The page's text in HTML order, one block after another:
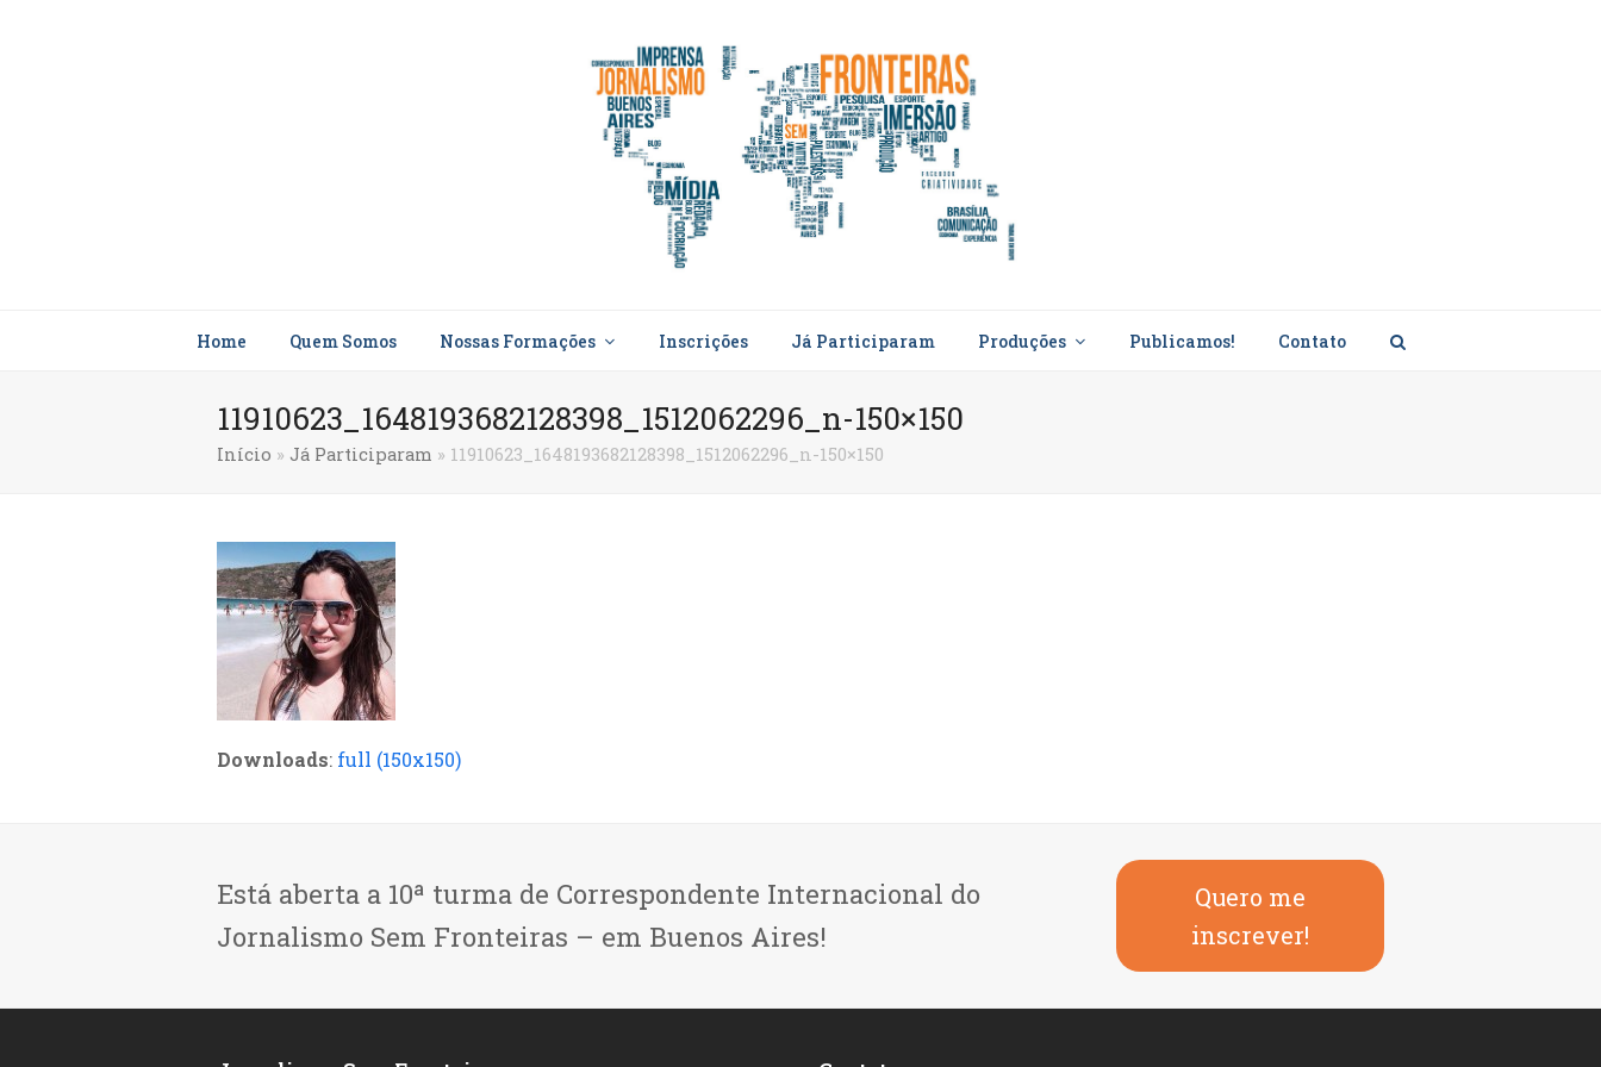
Home Quem Somos Nossas Formações Inscrições Já Participaram Produções Publicamos! Contato
11910623_1648193682128398_1512062296_n-150×150
Início » Já Participaram » 11910623_1648193682128398_1512062296_n-150×150
Downloads: full (150x150)
Está aberta a 10ª turma de Correspondente Internacional do
Jornalismo Sem Fronteiras – em Buenos Aires!
Quero me
inscrever!